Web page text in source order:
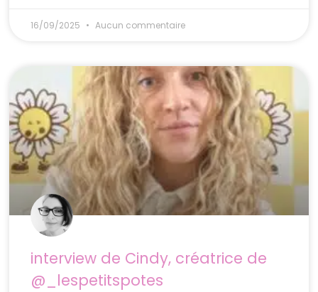
16/09/2025 Aucun commentaire
interview de Cindy, créatrice de
@_lespetitspotes